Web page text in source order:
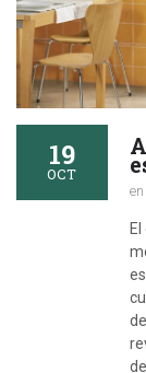
19
OCT
en